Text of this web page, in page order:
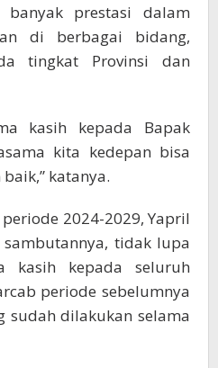
prestasi dalam
di berbagai bidang,
tingkat Provinsi dan
kasih kepada Bapak
kita kedepan bisa
katanya.
2024-2029, Yapril
tidak lupa
kasih kepada seluruh
periode sebelumnya
sudah dilakukan selama